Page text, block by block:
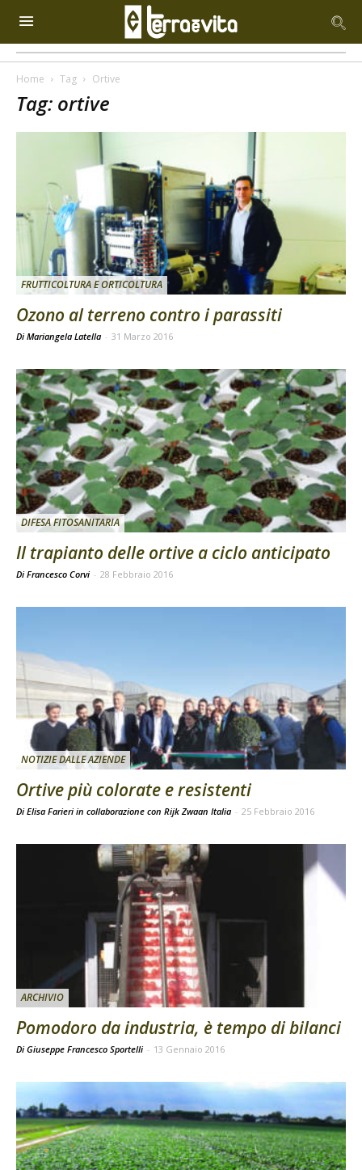
Home Tag Ortive
Tag: ortive
FRUTTICOLTURA E ORTICOLTURA
Ozono al terreno contro i parassiti
Di Mariangela Latella - 31 Marzo 2016
DIFESA FITOSANITARIA
Il trapianto delle ortive a ciclo anticipato
Di Francesco Corvi - 28 Febbraio 2016
NOTIZIE DALLE AZIENDE
Ortive più colorate e resistenti
Di Elisa Farieri in collaborazione con Rijk Zwaan Italia - 25 Febbraio 2016
ARCHIVIO
Pomodoro da industria, è tempo di bilanci
Di Giuseppe Francesco Sportelli - 13 Gennaio 2016